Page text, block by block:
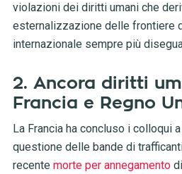
violazioni dei diritti umani che
esternalizzazione delle frontiere
internazionale sempre più
2. Ancora diritti
Francia e Regno
La Francia ha concluso i colloqui
questione delle bande di
recente morte per annegamento di